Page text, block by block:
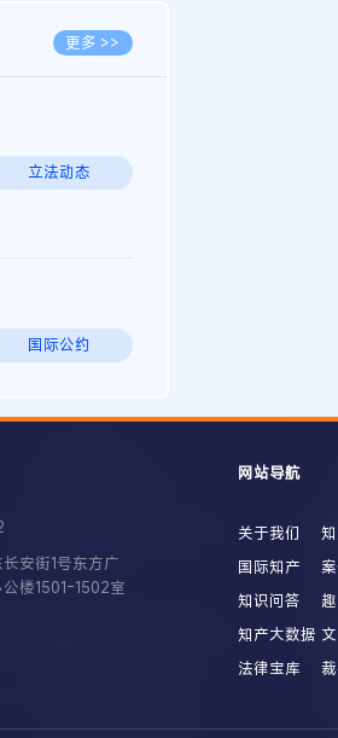
更多 >>
立法动态
国际公约
安街1号东方广
楼1501-1502室
网站导航
关于我们
国际知产
知识问答
知产大数据
法律宝库